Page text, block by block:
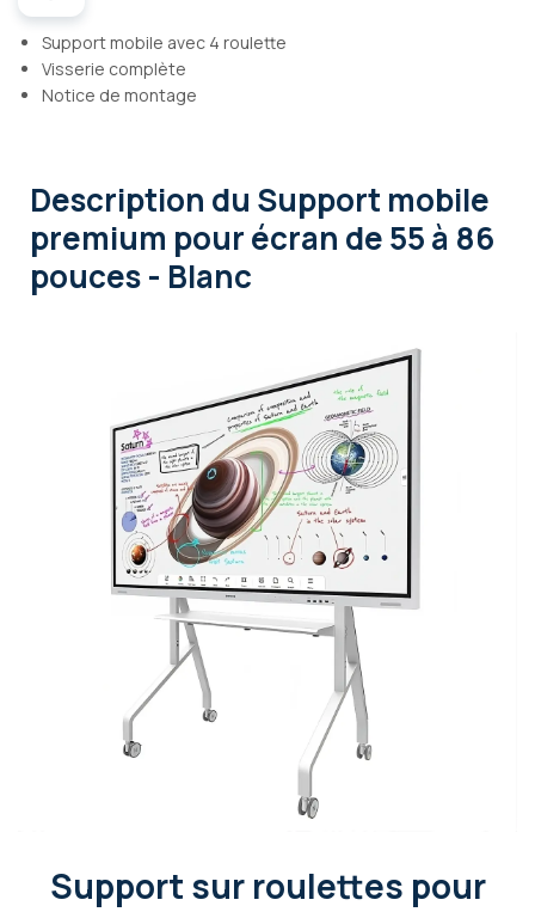
Support mobile avec 4 roulette
Visserie complète
Notice de montage
Description du Support mobile
premium pour écran de 55 à 86
pouces - Blanc
Support sur roulettes pour